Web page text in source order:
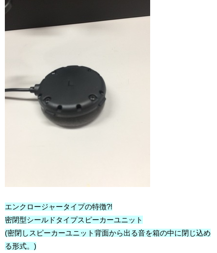
エンクロージャータイプの特徴?!
密閉型シールドタイプスピーカーユニット
(密閉しスピーカーユニット背面から出る音を箱の中に閉じ込め
る形式。)